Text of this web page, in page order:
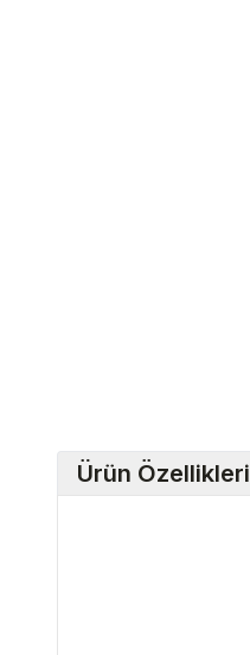
Ürün Özellikleri